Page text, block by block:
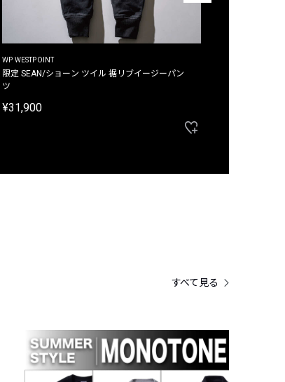
WP WESTPOINT
限定 SEAN/ショーン ツイル 裾リブイージーパン
ツ
¥31,900
すべて見る